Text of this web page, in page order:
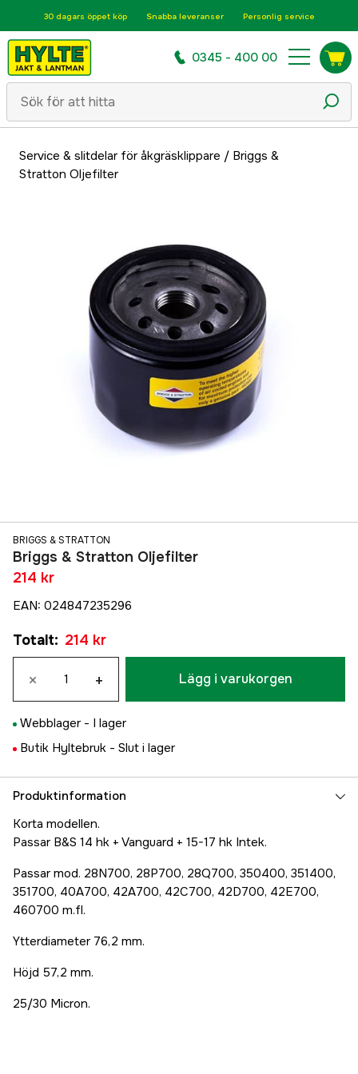
30 dagars öppet köp Snabba leveranser Personlig service
0345 - 400 00
Service & slitdelar för åkgräsklippare / Briggs &
Stratton Oljefilter
BRIGGS & STRATTON
Briggs & Stratton Oljefilter
214 kr
EAN: 024847235296
Totalt: 214 kr
× + Lägg i varukorgen
Webblager - I lager
Butik Hyltebruk - Slut i lager
Produktinformation
Korta modellen.
Passar B&S 14 hk + Vanguard + 15-17 hk Intek.
Passar mod. 28N700, 28P700, 28Q700, 350400, 351400,
351700, 40A700, 42A700, 42C700, 42D700, 42E700,
460700 m.fl.
Ytterdiameter 76,2 mm.
Höjd 57,2 mm.
25/30 Micron.